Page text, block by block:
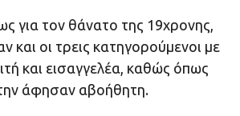
για τον θάνατο της 19χρονης,
και οι τρεις κατηγορούμενοι με
και εισαγγελέα, καθώς όπως
άφησαν αβοήθητη.